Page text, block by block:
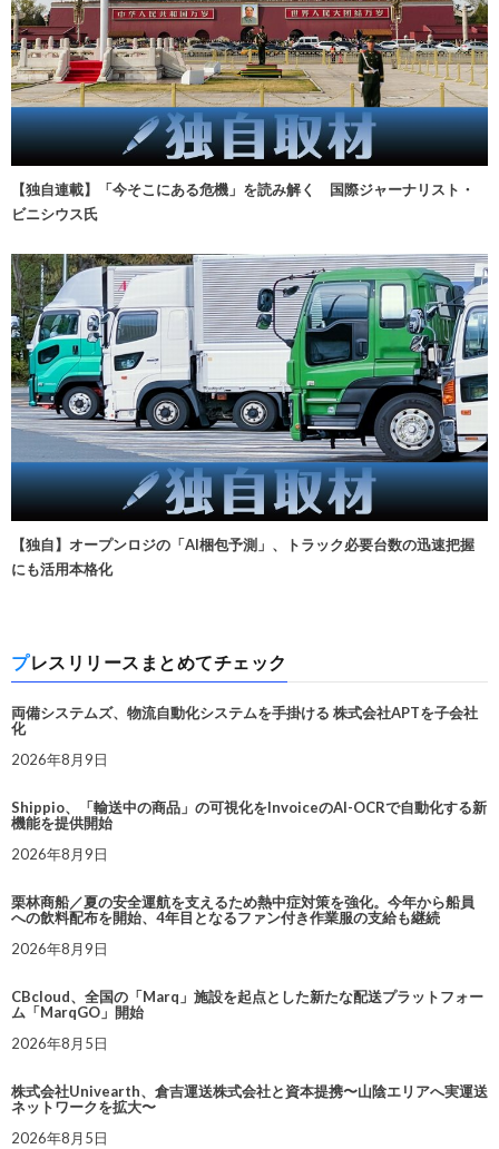
【独自連載】「今そこにある危機」を読み解く 国際ジャーナリスト・
ビニシウス氏
【独自】オープンロジの「AI梱包予測」、トラック必要台数の迅速把握
にも活用本格化
プレスリリースまとめてチェック
両備システムズ、物流自動化システムを手掛ける 株式会社APTを子会社
化
2026年8月9日
Shippio、「輸送中の商品」の可視化をInvoiceのAI-OCRで自動化する新
機能を提供開始
2026年8月9日
栗林商船／夏の安全運航を支えるため熱中症対策を強化。今年から船員
への飲料配布を開始、4年目となるファン付き作業服の支給も継続
2026年8月9日
CBcloud、全国の「Marq」施設を起点とした新たな配送プラットフォー
ム「MarqGO」開始
2026年8月5日
株式会社Univearth、倉吉運送株式会社と資本提携〜山陰エリアへ実運送
ネットワークを拡大〜
2026年8月5日